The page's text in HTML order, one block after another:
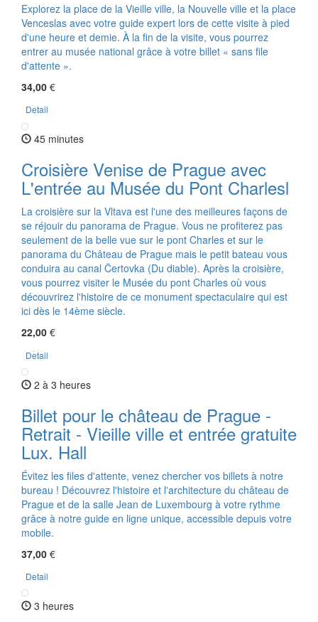
Explorez la place de la Vieille ville, la Nouvelle ville et la place
Venceslas avec votre guide expert lors de cette visite à pied
d'une heure et demie. À la fin de la visite, vous pourrez
entrer au musée national grâce à votre billet « sans file
d'attente ».
34,00 €
Detail
45 minutes
Croisière Venise de Prague avec
L'entrée au Musée du Pont Charlesl
La croisière sur la Vltava est l'une des meilleures façons de
se réjouir du panorama de Prague. Vous ne profiterez pas
seulement de la belle vue sur le pont Charles et sur le
panorama du Château de Prague mais le petit bateau vous
conduira au canal Čertovka (Du diable). Après la croisière,
vous pourrez visiter le Musée du pont Charles où vous
découvrirez l'histoire de ce monument spectaculaire qui est
ici dès le 14ème siècle.
22,00 €
Detail
2 à 3 heures
Billet pour le château de Prague -
Retrait - Vieille ville et entrée gratuite
Lux. Hall
Évitez les files d'attente, venez chercher vos billets à notre
bureau ! Découvrez l'histoire et l'architecture du château de
Prague et de la salle Jean de Luxembourg à votre rythme
grâce à notre guide en ligne unique, accessible depuis votre
mobile.
37,00 €
Detail
3 heures